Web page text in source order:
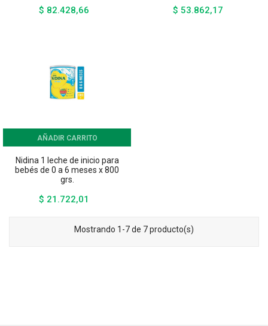
$ 82.428,66 $ 53.862,17
AÑADIR CARRITO
Nidina 1 leche de inicio para
bebés de 0 a 6 meses x 800
grs.
$ 21.722,01
Mostrando 1-7 de 7 producto(s)